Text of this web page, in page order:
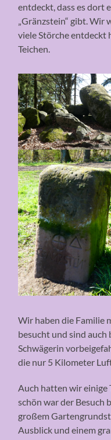
entdeckt, dass es dort
„Gränzstein“ gibt. Wir
viele Störche entdeckt
Teichen.
Wir haben die Familie
besucht und sind
Schwägerin
die nur 5 Kilometer
Auch hatten wir einige
schön war der Besuch
großem
Ausblick und einem